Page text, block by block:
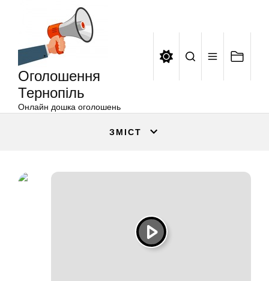
Оголошення
Тернопіль
Онлайн дошка оголошень
ЗМІСТ